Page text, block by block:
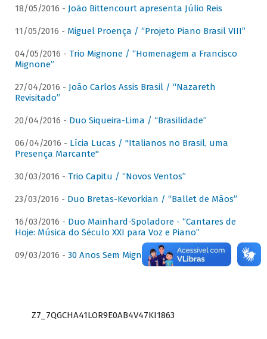
18/05/2016 - João Bittencourt apresenta Júlio Reis
11/05/2016 - Miguel Proença / “Projeto Piano Brasil VIII”
04/05/2016 - Trio Mignone / “Homenagem a Francisco
Mignone”
27/04/2016 - João Carlos Assis Brasil / “Nazareth
Revisitado”
20/04/2016 - Duo Siqueira-Lima / “Brasilidade”
06/04/2016 - Lícia Lucas / "Italianos no Brasil, uma
Presença Marcante"
30/03/2016 - Trio Capitu / “Novos Ventos”
23/03/2016 - Duo Bretas-Kevorkian / “Ballet de Mãos”
16/03/2016 - Duo Mainhard-Spoladore - “Cantares de
Hoje: Música do Século XXI para Voz e Piano”
09/03/2016 - 30 Anos Sem Mignone
Z7_7QGCHA41LOR9E0AB4V47KI1863